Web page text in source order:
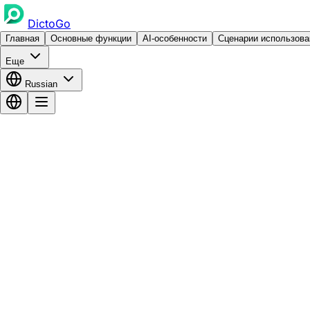
DictoGo
Главная Основные функции AI-особенности Сценарии
Еще
Russian